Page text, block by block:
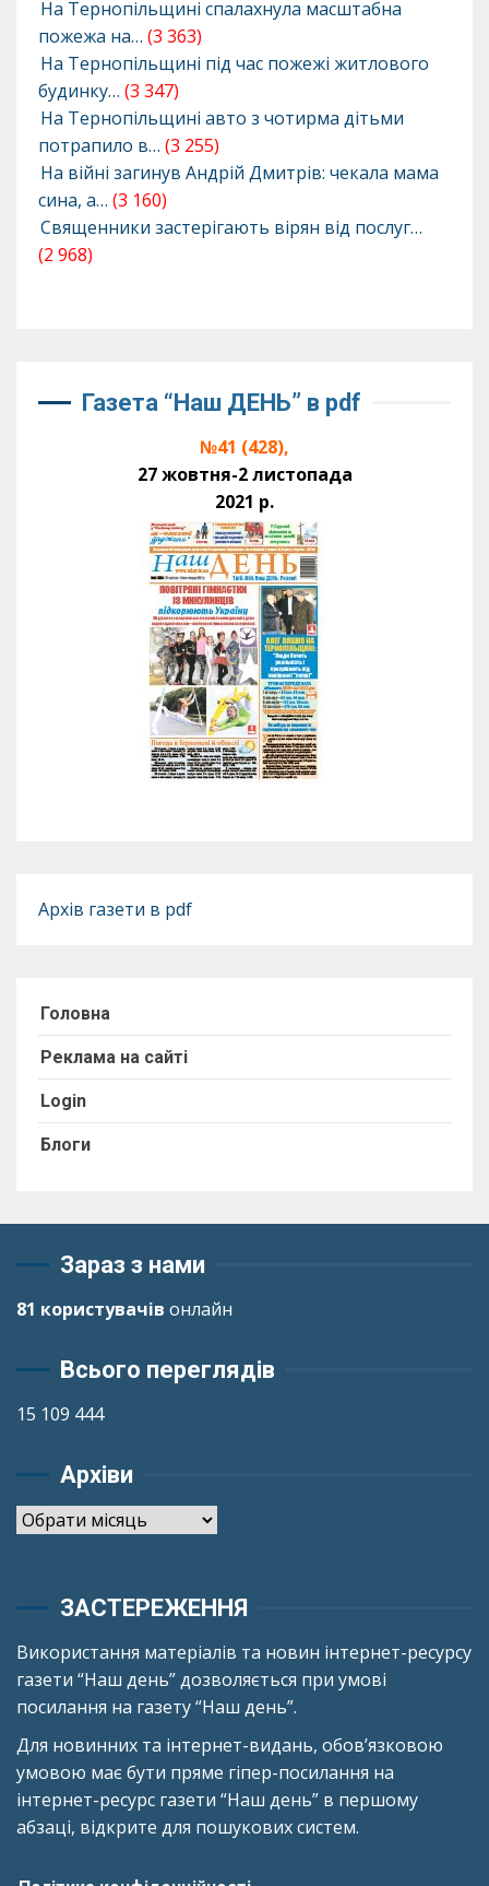
На Тернопільщині спалахнула масштабна
пожежа на… (3 363)
На Тернопільщині під час пожежі житлового
будинку… (3 347)
На Тернопільщині авто з чотирма дітьми
потрапило в… (3 255)
На війні загинув Андрій Дмитрів: чекала мама
сина, а… (3 160)
Священники застерігають вірян від послуг…
(2 968)
Газета “Наш ДЕНЬ” в pdf
№41 (428),
27 жовтня-2 листопада
2021 р.
Архів газети в pdf
Головна
Реклама на сайті
Login
Блоги
Зараз з нами
81 користувачів онлайн
Всього переглядів
15 109 444
Архіви
Архіви
ЗАСТЕРЕЖЕННЯ
Використання матеріалів та новин інтернет-ресурсу
газети “Наш день” дозволяється при умові
посилання на газету “Наш день”.
Для новинних та інтернет-видань, обов’язковою
умовою має бути пряме гіпер-посилання на
інтернет-ресурс газети “Наш день” в першому
абзаці, відкрите для пошукових систем.